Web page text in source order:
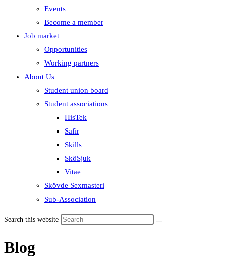
Events
Become a member
Job market
Opportunities
Working partners
About Us
Student union board
Student associations
HisTek
Safir
Skills
SköSjuk
Vitae
Skövde Sexmasteri
Sub-Association
Search this website
Blog